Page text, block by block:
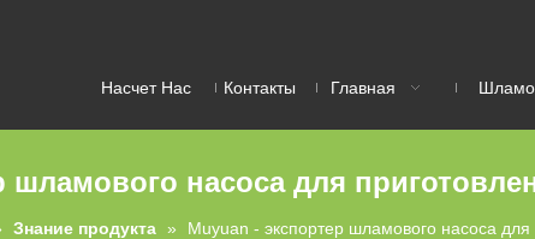
Насчет Нас Контакты Главная
шламового насоса для
Знание продукта » Muyuan - экспортер шламового насоса для